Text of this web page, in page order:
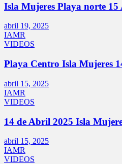
Isla Mujeres Playa norte
abril 19, 2025
IAMR
VIDEOS
Playa Centro Isla Mujeres
abril 15, 2025
IAMR
VIDEOS
14 de Abril 2025 Isla
abril 15, 2025
IAMR
VIDEOS